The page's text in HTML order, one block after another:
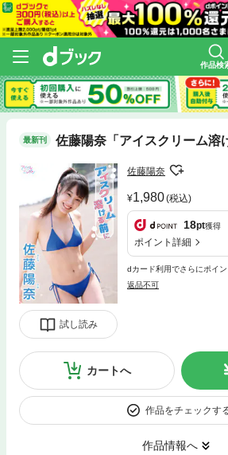
作品検
最新刊 佐藤陽奈「アイスクリーム溶
試し読み
佐藤陽奈
1,980(税込)
18pt獲得
ポイント詳細
dカード利用でさらにポイ
返品不可
カートへ
作品をチェックす
作品情報へ